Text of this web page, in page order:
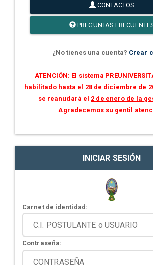
CONTACTOS
PREGUNTAS FRECUENTES
¿No tienes una cuenta? Crear
ATENCIÓN: El sistema
habilitado hasta el 28 de diciembre de
se reanudará el 2 de enero de la
Agradecemos su gentil
INICIAR SESIÓN
Carnet de identidad:
Contraseña: